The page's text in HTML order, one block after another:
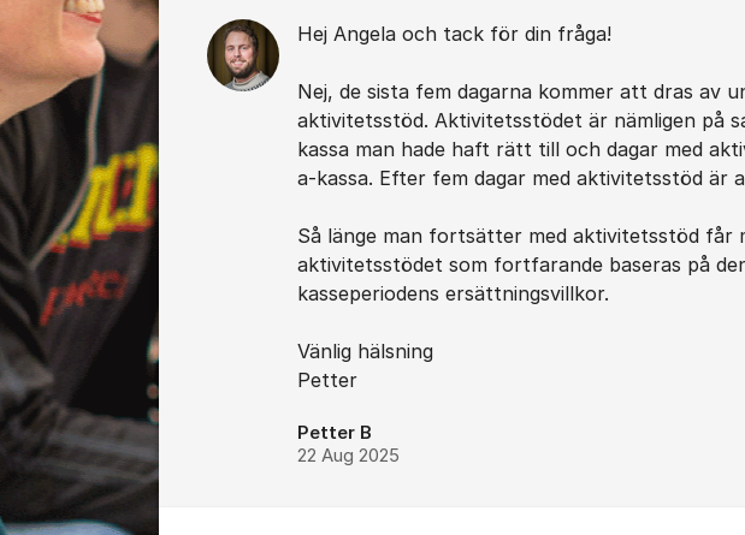
Hej Angela och tack för din fråga!
Nej, de sista fem dagarna kommer att dras av
aktivitetsstöd. Aktivitetsstödet är nämligen på
kassa man hade haft rätt till och dagar med
a-kassa. Efter fem dagar med aktivitetsstöd är
Så länge man fortsätter med aktivitetsstöd får
aktivitetsstödet som fortfarande baseras på
kasseperiodens ersättningsvillkor.
Vänlig hälsning
Petter
Petter B
22 Aug 2025